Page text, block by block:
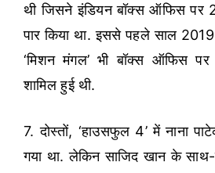
थी जिसने इंडियन बॉक्स ऑफिस पर
पार किया था. इससे पहले साल 2019
‘मिशन मंगल’ भी बॉक्स ऑफिस
शामिल हुई थी.
7. दोस्तों, ‘हाउसफुल 4’ में नाना
गया था. लेकिन साजिद खान के साथ-